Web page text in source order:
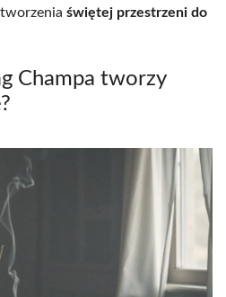
świętej przestrzeni do
Champa tworzy